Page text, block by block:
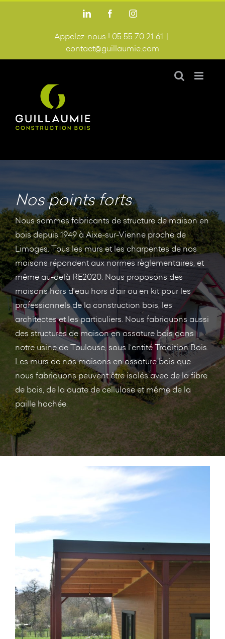
LinkedIn FacebookInstagram
Appelez-nous ! 05 55 70 21 61 |
contact@guillaumie.com
Nos points forts
Nous sommes fabricants de structure de maison en
bois depuis 1949 à Aixe-sur-Vienne proche de
Limoges. Tous les murs et les charpentes de nos
maisons répondent aux normes règlementaires, et
même au-delà RE2020. Nous proposons des
maisons hors d’eau hors d’air ou en kit pour les
professionnels de la construction bois, les
architectes et les particuliers. Nous fabriquons aussi
des structures de maison en ossature bois dans
notre usine de Toulouse, sous l’entité Tradition Bois.
Les murs de nos maisons en ossature bois que
nous fabriquons peuvent être isolés avec de la fibre
de bois, de la ouate de cellulose et même de la
paille hachée.